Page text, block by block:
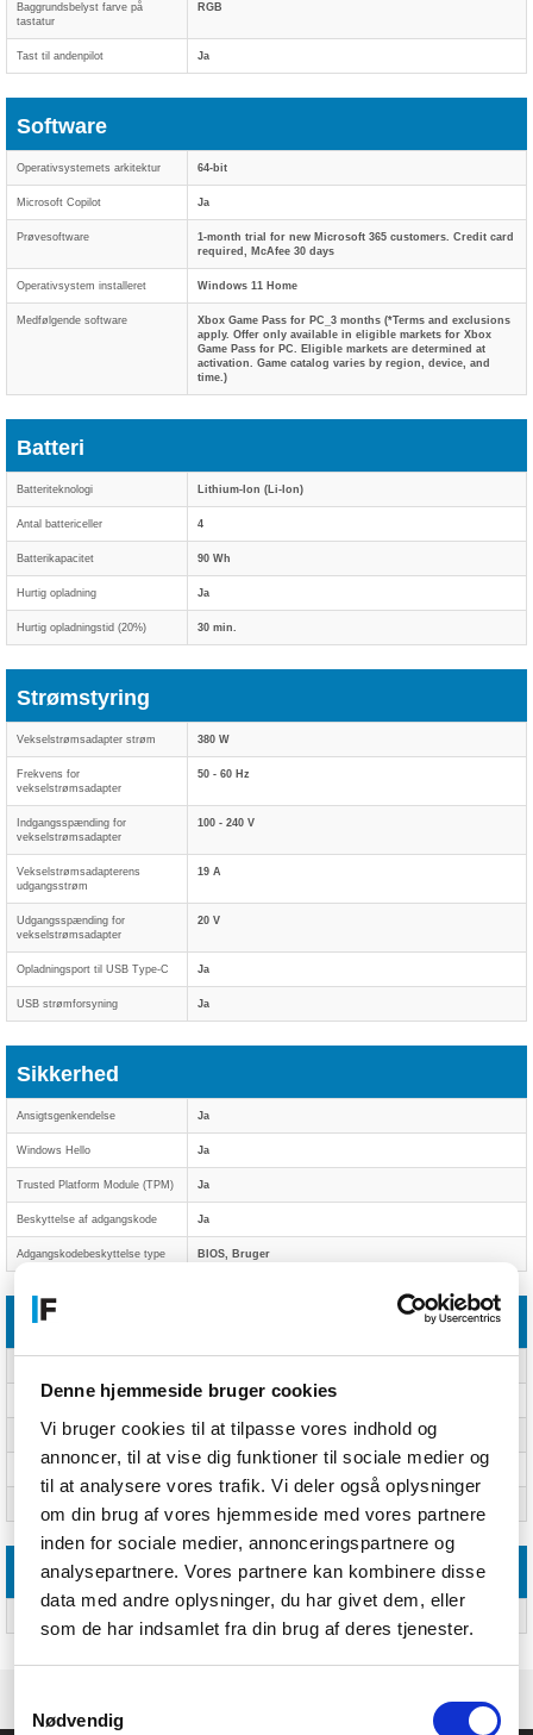
Denne hjemmeside bruger cookies
Vi bruger cookies til at tilpasse vores indhold og
annoncer, til at vise dig funktioner til sociale medier og
til at analysere vores trafik. Vi deler også oplysninger
om din brug af vores hjemmeside med vores partnere
inden for sociale medier, annonceringspartnere og
analysepartnere. Vores partnere kan kombinere disse
data med andre oplysninger, du har givet dem, eller
som de har indsamlet fra din brug af deres tjenester.
Nødvendig
Baggrundsbelyst farve på
tastatur
RGB
Tast til andenpilot Ja
Software
Operativsystemets arkitektur 64-bit
Microsoft Copilot Ja
Prøvesoftware
1-month trial for new Microsoft 365 customers. Credit card
required, McAfee 30 days
Operativsystem installeret Windows 11 Home
Medfølgende software
Xbox Game Pass for PC_3 months (*Terms and exclusions
apply. Offer only available in eligible markets for Xbox
Game Pass for PC. Eligible markets are determined at
activation. Game catalog varies by region, device, and
time.)
Batteri
Batteriteknologi Lithium-Ion (Li-Ion)
Antal battericeller 4
Batterikapacitet 90 Wh
Hurtig opladning Ja
Hurtig opladningstid (20%) 30 min.
Strømstyring
Vekselstrømsadapter strøm 380 W
Frekvens for
vekselstrømsadapter
50 - 60 Hz
Indgangsspænding for
vekselstrømsadapter
100 - 240 V
Vekselstrømsadapterens
udgangsstrøm
19 A
Udgangsspænding for
vekselstrømsadapter
20 V
Opladningsport til USB Type-C Ja
USB strømforsyning Ja
Sikkerhed
Ansigtsgenkendelse Ja
Windows Hello Ja
Trusted Platform Module (TPM) Ja
Beskyttelse af adgangskode Ja
Adgangskodebeskyttelse type BIOS, Bruger
Vægt & størrelser
Dybde 298 mm
Højde (front) 2,35 cm
3,2 cm
Emballage indhold